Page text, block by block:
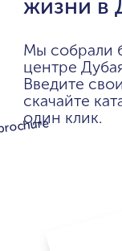
жизни в
Мы собрали
центре
Введите
скачайте
один клик.